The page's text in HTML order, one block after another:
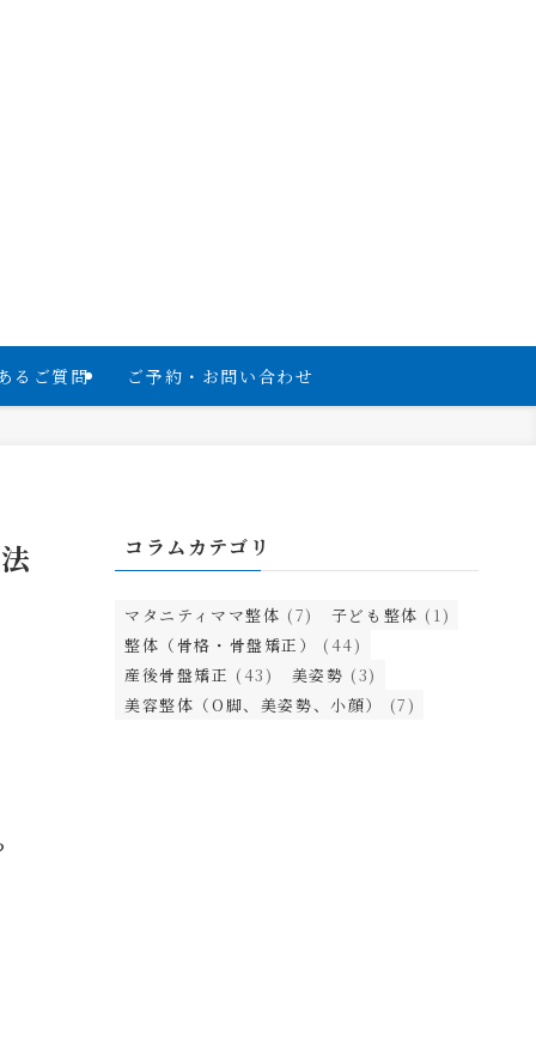
るご質問 ご予約・お問い合わせ
コラムカテゴリ
マタニティママ整体 (7) 子ども整体 (1)
整体（骨格・骨盤矯正）
(44)
産後骨盤矯正 (43) 美姿勢 (3)
美容整体（O脚、美姿勢、小顔）
(7)